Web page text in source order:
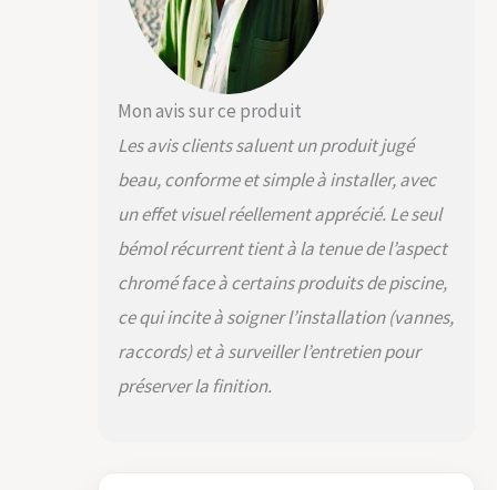
(Pour piscines au
chlore ou au
brome) Finition :
beaucoup plus
résistant que les
brossées.
Filetage de
1''1/2 sous la
cascade pour se
votre pompe
existante en
Mon avis sur ce produit
Les avis clients saluent un produit jugé
beau, conforme et simple à installer, avec
un effet visuel réellement apprécié. Le seul
bémol récurrent tient à la tenue de l’aspect
chromé face à certains produits de piscine,
ce qui incite à soigner l’installation (vannes,
raccords) et à surveiller l’entretien pour
préserver la finition.